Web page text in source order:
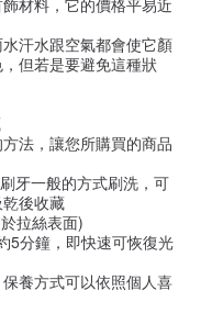
汗水跟空氣都會使它顏
但若是要避免這種狀
法，讓您所購買的商品
牙一般的方式刷洗，可
後收藏
拉絲表面)
5分鐘，即快速可恢復光
養方式可以依照個人喜